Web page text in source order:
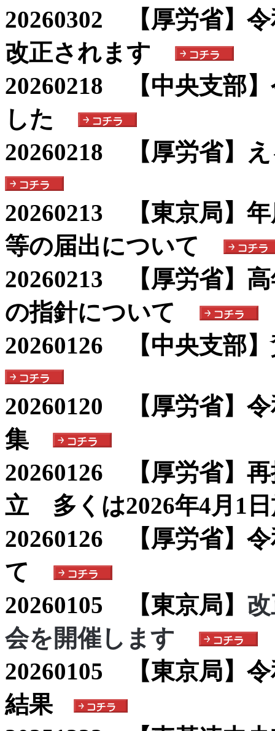
20260302 【厚労省】
改正されます
20260218 【中央支部
した
20260218 【厚労省】
20260213 【東京局】
等の届出について
20260213 【厚労省】
の指針について
20260126 【中央支部
20260120 【厚労省】
集
20260126 【厚労省】
立 多くは2026年4月1
20260126 【厚労省】
て
20260105 【東京局】
会を開催します
20260105 【東京局】
結果